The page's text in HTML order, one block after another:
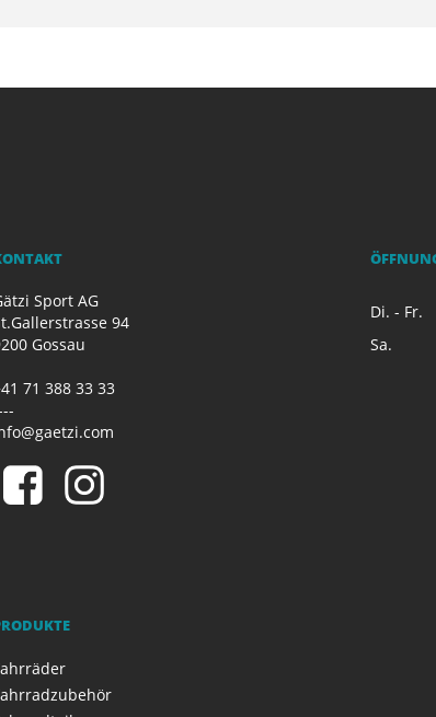
Sport AG
94
Gossau
71 388 33 33
Di. - Fr.
Sa.